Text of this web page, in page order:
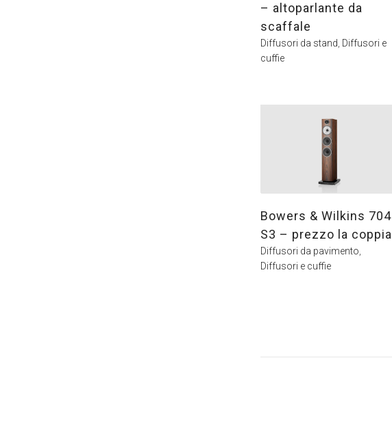
– altoparlante da
scaffale
Diffusori da stand, Diffusori e
cuffie
Bowers & Wilkins 704
S3 – prezzo la coppia
Diffusori da pavimento
Diffusori e cuffie